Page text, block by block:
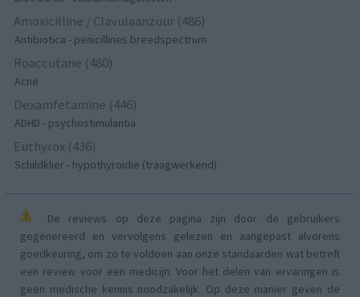
Amoxicilline / Clavulaanzuur (486)
Antibiotica - penicillines breedspectrum
Roaccutane (480)
Acne
Dexamfetamine (446)
ADHD - psychostimulantia
Euthyrox (436)
Schildklier - hypothyroidie (traagwerkend)
De reviews op deze pagina zijn door de gebruikers
gegenereerd en vervolgens gelezen en aangepast alvorens
goedkeuring, om zo te voldoen aan onze standaarden wat betreft
een review voor een medicijn. Voor het delen van ervaringen is
geen medische kennis noodzakelijk. Op deze manier geven de